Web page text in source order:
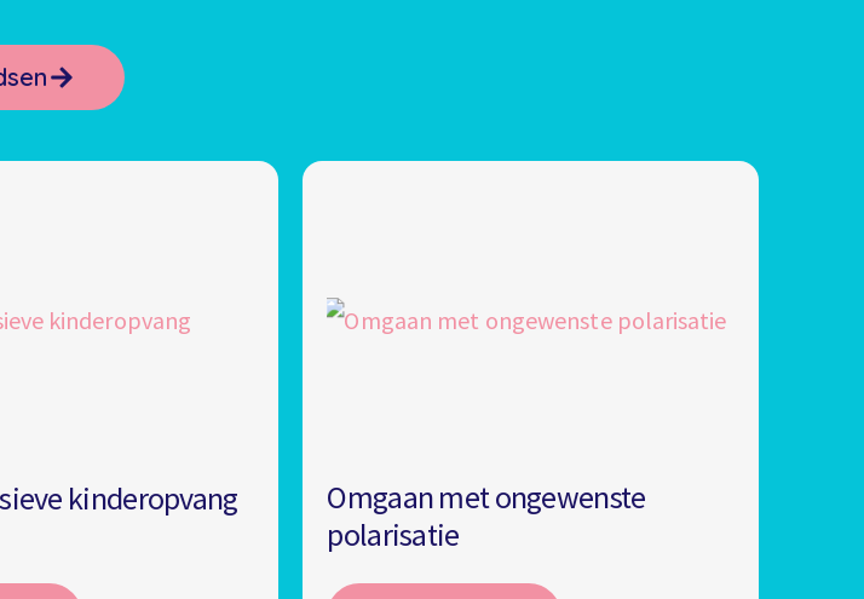
kinderopvang
Omgaan met ongewenste
polarisatie